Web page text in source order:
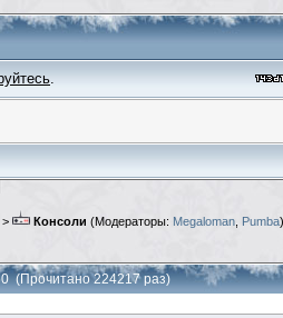
.
> Консоли (Модераторы: Megaloman Pumba
(Прочитано 224217 раз)